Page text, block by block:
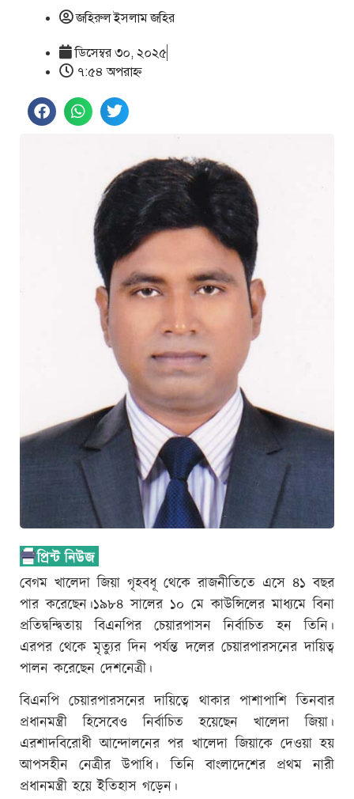
জহিরুল ইসলাম জহির
ডিসেম্বর ৩০, ২০২৫
৭:৫৪ অপরাহ্ণ
বেগম খালেদা জিয়া গৃহবধূ থেকে রাজনীতিতে এসে ৪১ বছর
পার করেছেন।১৯৮৪ সালের ১০ মে কাউন্সিলের মাধ্যমে বিনা
প্রতিদ্বন্দ্বিতায় বিএনপির চেয়ারপাসন নির্বাচিত হন তিনি।
এরপর থেকে মৃত্যুর দিন পর্যন্ত দলের চেয়ারপারসনের দায়িত্ব
পালন করেছেন দেশনেত্রী।
বিএনপি চেয়ারপারসনের দায়িত্বে থাকার পাশাপাশি তিনবার
প্রধানমন্ত্রী হিসেবেও নির্বাচিত হয়েছেন খালেদা জিয়া।
এরশাদবিরোধী আন্দোলনের পর খালেদা জিয়াকে দেওয়া হয়
আপসহীন নেত্রীর উপাধি। তিনি বাংলাদেশের প্রথম নারী
প্রধানমন্ত্রী হয়ে ইতিহাস গড়েন।